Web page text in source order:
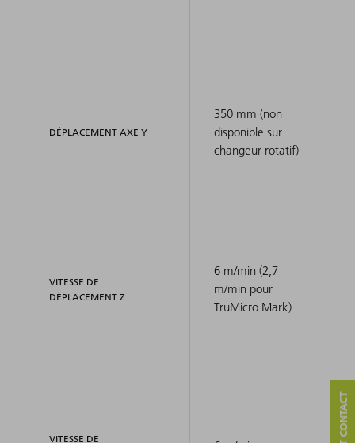
DÉPLACEMENT AXE Y
VITESSE DE
DÉPLACEMENT Z
VITESSE DE
350 mm (non
disponible sur
changeur rotatif)
6 m/min (2,7
m/min pour
TruMicro Mark)